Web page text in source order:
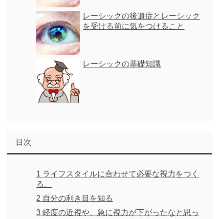
レーシックの後遺症とレーシック
を受ける前に気をつけること
レーシックの基礎知識
目次
1 ライフスタイルに合わせて必要な視力をつく
る。
2 自分の利き目を知る
3 軽度の近視や、急に視力が下がったなと思っ